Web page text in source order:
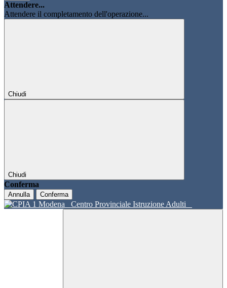
Attendere...
Attendere il completamento dell'operazione...
Chiudi
Chiudi
Conferma
Annulla Conferma
Centro Provinciale Istruzione Adulti